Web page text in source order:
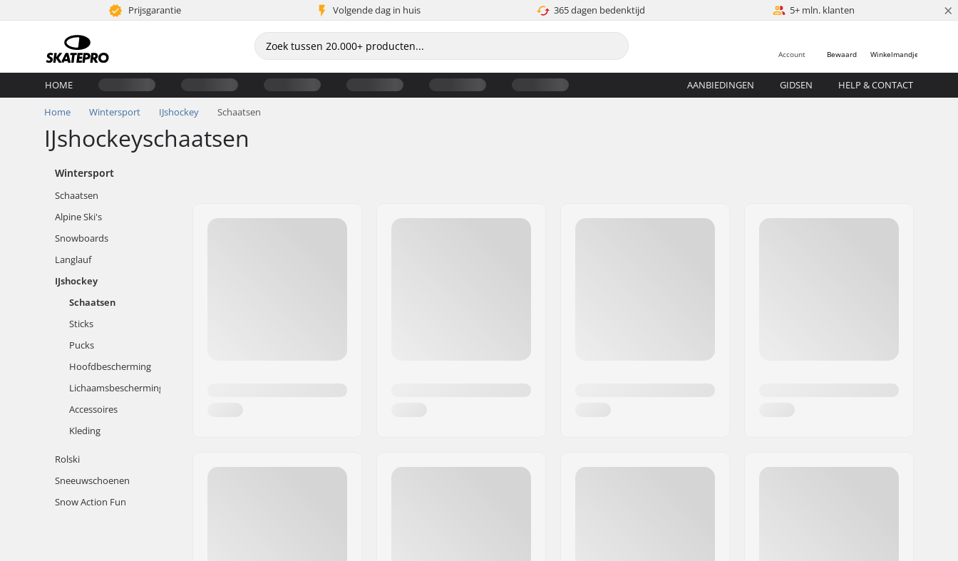
Prijsgarantie Volgende dag in huis 365 dagen bedenktijd 5+ mln. klanten ×
Winkelmandje
Bewaard
Account
HOME AANBIEDINGEN GIDSEN HELP & CONTACT
Home Wintersport IJshockey Schaatsen
IJshockeyschaatsen
Wintersport
Schaatsen
Alpine Ski's
Snowboards
Langlauf
IJshockey
Schaatsen
Sticks
Pucks
Hoofdbescherming
Lichaamsbescherming
Accessoires
Kleding
Rolski
Sneeuwschoenen
Snow Action Fun